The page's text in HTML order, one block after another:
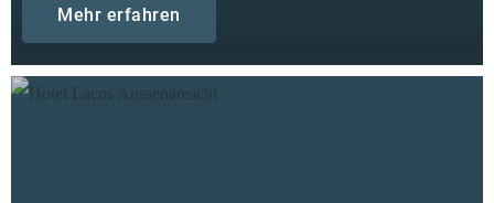
Mehr erfahren